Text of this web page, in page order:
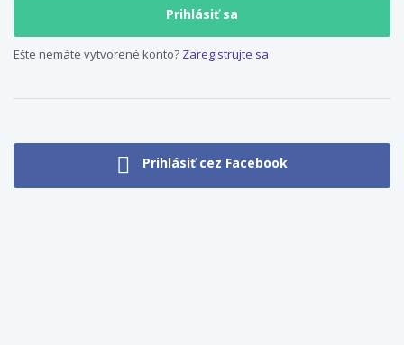
Ešte nemáte vytvorené konto? Zaregistrujte sa
Prihlásiť cez Facebook